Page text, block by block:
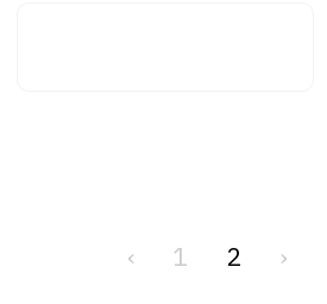
‹ 1 2 ›